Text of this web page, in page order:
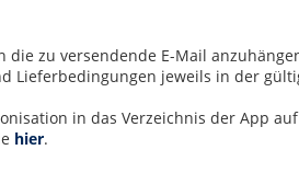
die zu versendende E-Mail
Lieferbedingungen jeweils in der
in das Verzeichnis der App
hier.